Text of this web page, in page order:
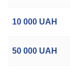
10 000 UAH
50 000 UAH